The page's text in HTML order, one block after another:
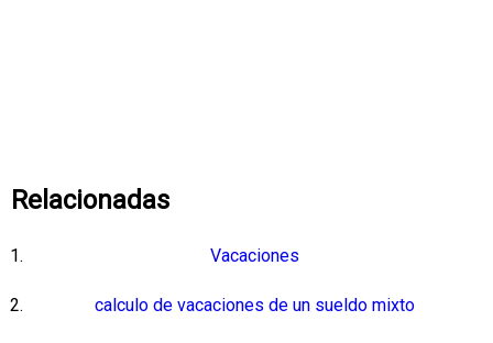
Relacionadas
Vacaciones
calculo de vacaciones de un sueldo mixto